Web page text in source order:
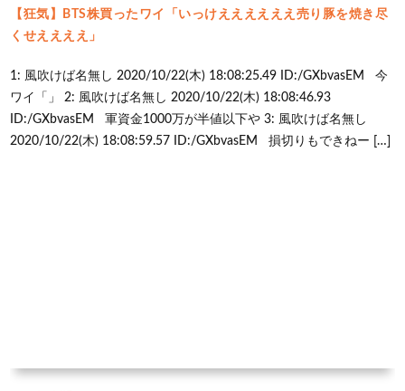
【狂気】BTS株買ったワイ「いっけええええええ売り豚を焼き尽
くせええええ」
1: 風吹けば名無し 2020/10/22(木) 18:08:25.49 ID:/GXbvasEM 今
ワイ「」 2: 風吹けば名無し 2020/10/22(木) 18:08:46.93
ID:/GXbvasEM 軍資金1000万が半値以下や 3: 風吹けば名無し
2020/10/22(木) 18:08:59.57 ID:/GXbvasEM 損切りもできねー […]